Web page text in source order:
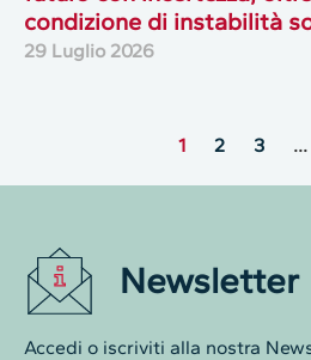
condizione di instabilità
29 Luglio 2026
1 2 3 …
Newsletter
Accedi o iscriviti alla nostra